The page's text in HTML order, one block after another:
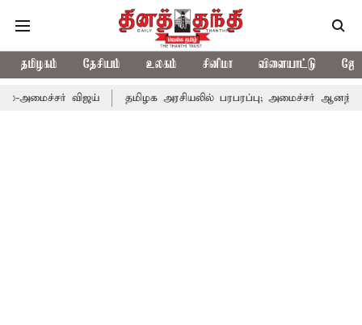
தமிழகம் தேசியம் உலகம் சினிமா விளையாட்டு
விஜய் தமிழக அரசியலில் பரபரப்பு; அமைச்சர் ஆனந்த் உடன்